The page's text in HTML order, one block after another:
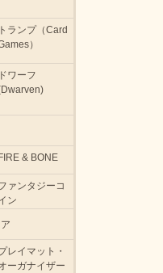
トランプ（Card
）
ドワーフ
& BONE
ァンタジーコ
ン
レイマット・
ーガナイザー